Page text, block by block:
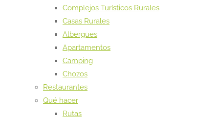
Complejos Turísticos Rurales
Casas Rurales
Albergues
Apartamentos
Camping
Chozos
Restaurantes
Qué hacer
Rutas